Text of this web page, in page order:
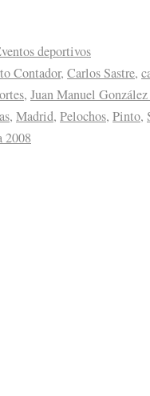
deportivos
Contador, Carlos Sastre,
, Juan Manuel
, Madrid, Pelochos, Pinto,
2008